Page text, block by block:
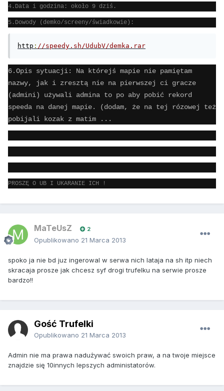
4.Data i godzina: około 9 dziś.
5.Dowody (demko/screeny/świadkowie):
http : //speedy.sh/UdubV/demka.rar
6.Opis sytuacji: Na którejś mapie nie pamiętam
nazwy, jak i zresztą nie na pierwszej ci gracze
(admini) używali admina to po aby pobić rekord
speeda na danej mapie. (dodam, że na tej rózowej też
pobijali kozak z matim ...
PROSZĘ O UB I UKARANIE ICH !
MaTeUsZ 2
Opublikowano 21 Marca 2013
spoko ja nie bd juz ingerowal w serwa nich lataja na sh itp niech
skracaja prosze jak chcesz syf drogi trufelku na serwie prosze
bardzo!!
Gość Trufelki
Opublikowano 21 Marca 2013
Admin nie ma prawa nadużywać swoich praw, a na twoje miejsce
znajdzie się 10innych lepszych administatorów.